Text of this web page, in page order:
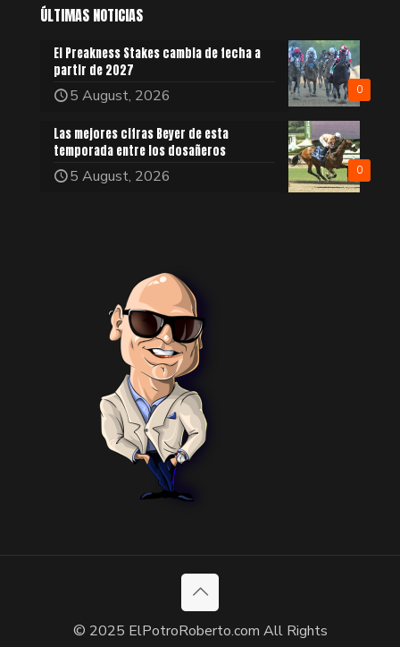
ÚLTIMAS NOTICIAS
0
El Preakness Stakes cambia de fecha a
partir de 2027
5 August, 2026
0
Las mejores cifras Beyer de esta
temporada entre los dosañeros
5 August, 2026
© 2025 ElPotroRoberto.com All Rights